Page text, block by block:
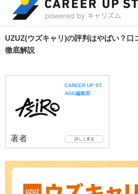
UZUZ(ウズキャリ)の評判はやばい？口
徹底解説
著者
CAREER UP ST
AGE編集部
詳しく見る